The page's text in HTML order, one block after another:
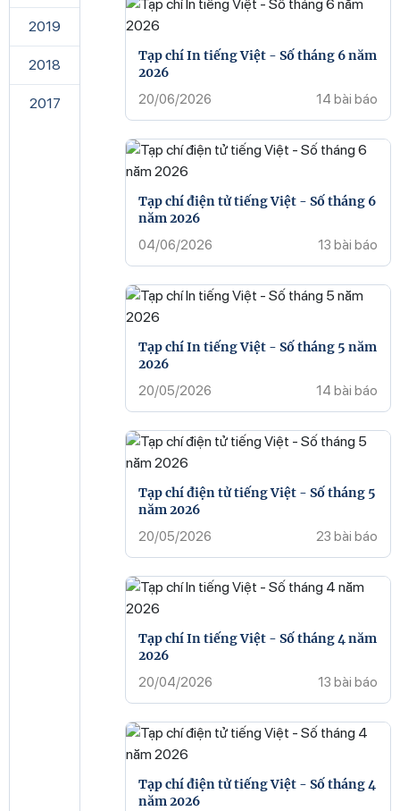
2019
2018
2017
Tạp chí In tiếng Việt - Số tháng 6 năm
2026
20/06/2026
14 bài báo
Tạp chí điện tử tiếng Việt - Số tháng 6
năm 2026
04/06/2026
13 bài báo
Tạp chí In tiếng Việt - Số tháng 5 năm
2026
20/05/2026
14 bài báo
Tạp chí điện tử tiếng Việt - Số tháng 5
năm 2026
20/05/2026
23 bài báo
Tạp chí In tiếng Việt - Số tháng 4 năm
2026
20/04/2026
13 bài báo
Tạp chí điện tử tiếng Việt - Số tháng 4
năm 2026